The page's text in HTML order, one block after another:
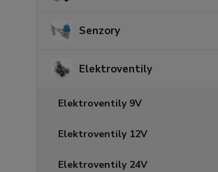
Senzory
Elektroventily
Elektroventily 9V
Elektroventily 12V
Elektroventily 24V